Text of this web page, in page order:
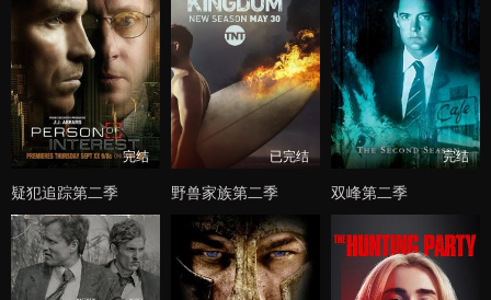
完结
疑犯追踪第二季
已完结
野兽家族第二季
完结
双峰第二季